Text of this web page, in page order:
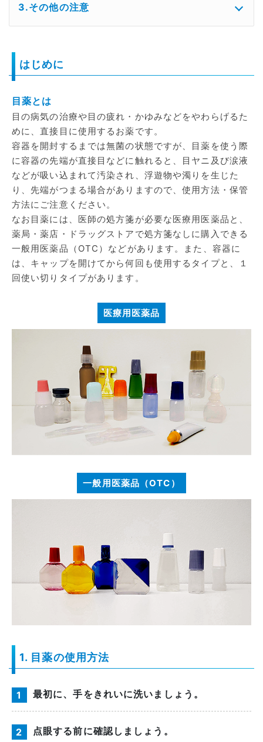
3.その他の注意
はじめに
目薬とは
目の病気の治療や目の疲れ・かゆみなどをやわらげるた
めに、直接目に使用するお薬です。
容器を開封するまでは無菌の状態ですが、目薬を使う際
に容器の先端が直接目などに触れると、目ヤニ及び涙液
などが吸い込まれて汚染され、浮遊物や濁りを生じた
り、先端がつまる場合がありますので、使用方法・保管
方法にご注意ください。
なお目薬には、医師の処方箋が必要な医療用医薬品と、
薬局・薬店・ドラッグストアで処方箋なしに購入できる
一般用医薬品（OTC）などがあります。また、容器に
は、キャップを開けてから何回も使用するタイプと、１
回使い切りタイプがあります。
医療用医薬品
一般用医薬品（OTC）
1. 目薬の使用方法
1 最初に、手をきれいに洗いましょう。
2 点眼する前に確認しましょう。